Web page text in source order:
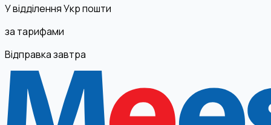
У відділення Укр пошти
за тарифами
Відправка завтра